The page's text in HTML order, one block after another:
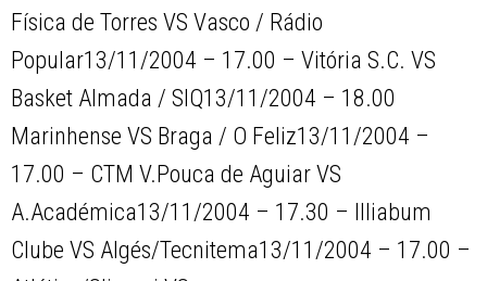
Física de Torres VS Vasco / Rádio
Popular13/11/2004 – 17.00 – Vitória S.C. VS
Basket Almada / SIQ13/11/2004 – 18.00 
Marinhense VS Braga / O Feliz13/11/2004 –
17.00 – CTM V.Pouca de Aguiar VS
A.Académica13/11/2004 – 17.30 – Illiabum
Clube VS Algés/Tecnitema13/11/2004 – 17.00 –